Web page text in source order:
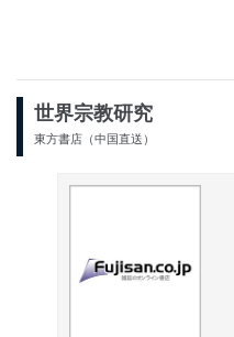
世界宗教研究
東方書店（中国直送）